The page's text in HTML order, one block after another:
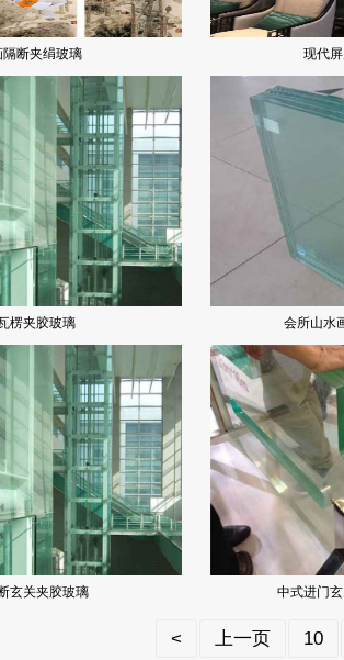
隔断夹绢玻璃 现代
楞夹胶玻璃 会所山水
玄关夹胶玻璃 中式进门
< 上一页 10